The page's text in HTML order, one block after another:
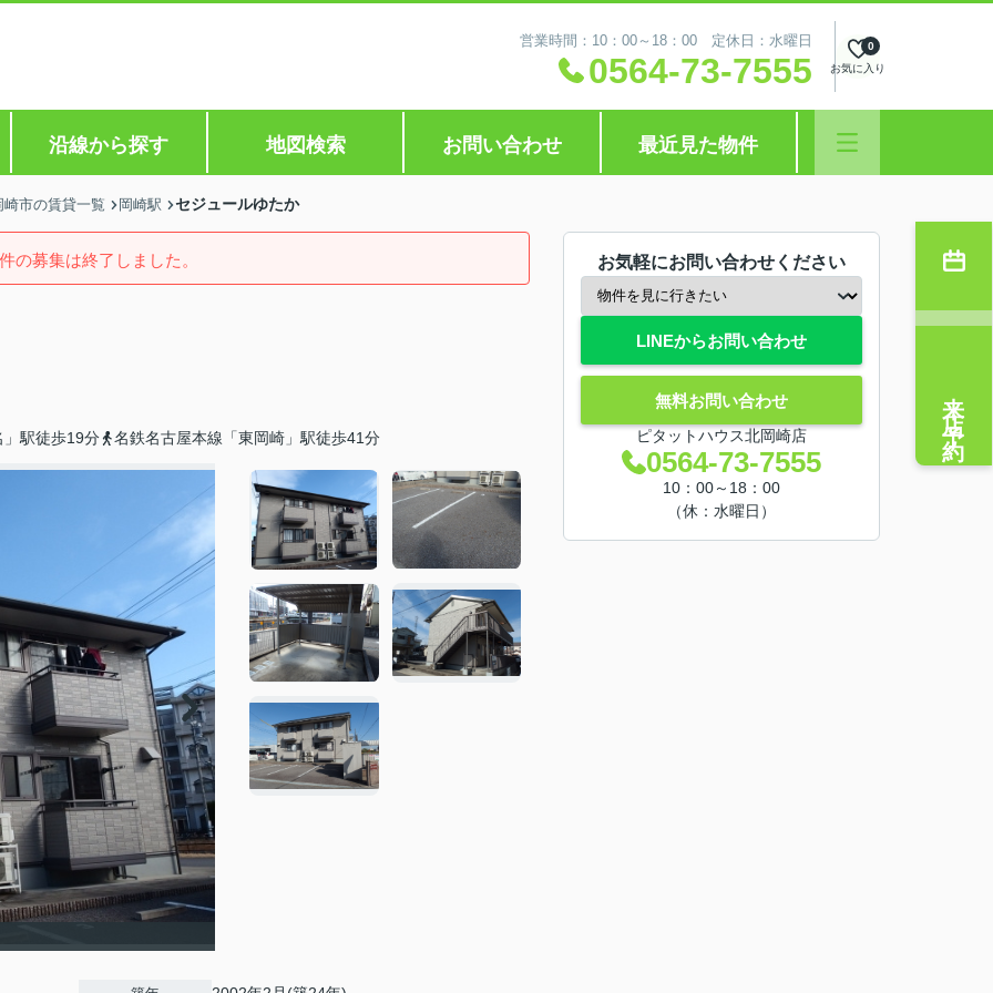
営業時間：10：00～18：00 定休日：水曜日
0564-73-7555 お気に入り
0
沿線から探す 地図検索 お問い合わせ 最近見た物件
崎市の賃貸一覧 岡崎駅 セジュールゆたか
の募集は終了しました。
駅徒歩19分 名鉄名古屋本線「東岡崎」駅徒歩41分
お気軽にお問い合わせください
LINEからお問い合わせ
無料お問い合わせ
ピタットハウス北岡崎店
0564-73-7555
10：00～18：00
（休：水曜日）
来店予約